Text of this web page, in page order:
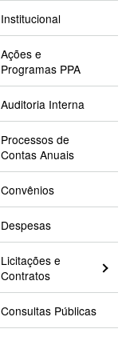
Institucional
Ações e
Programas PPA
Auditoria Interna
Processos de
Contas Anuais
Convênios
Despesas
Licitações e
Contratos
Consultas Públicas